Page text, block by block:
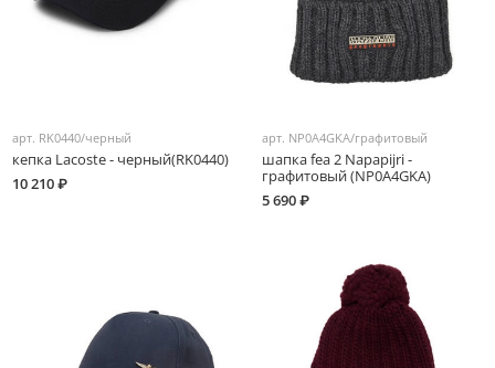
арт. RK0440/черный
кепка Lacoste - черный(RK0440)
10 210 ₽
арт. NP0A4GKA/графитовый
шапка fea 2 Napapijri -
графитовый (NP0A4GKA)
5 690 ₽